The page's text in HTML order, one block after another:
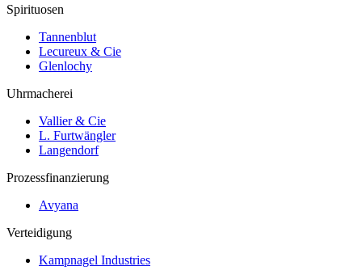
Spirituosen
Tannenblut
Lecureux & Cie
Glenlochy
Uhrmacherei
Vallier & Cie
L. Furtwängler
Langendorf
Prozessfinanzierung
Avyana
Verteidigung
Kampnagel Industries